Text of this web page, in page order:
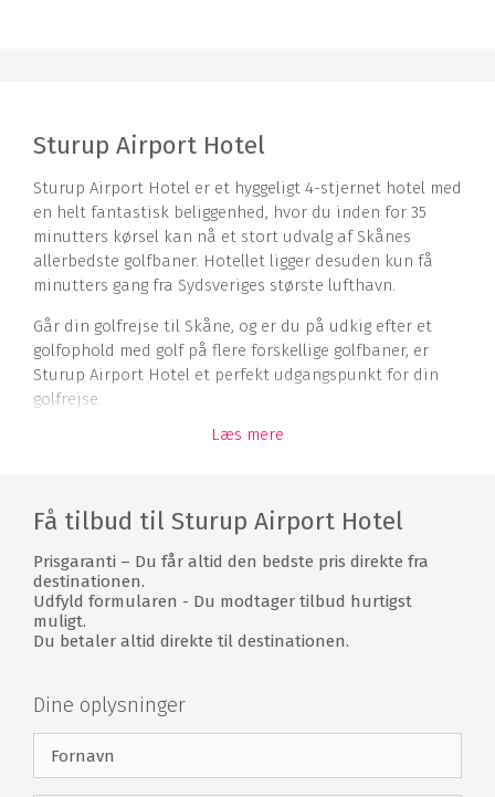
Sturup Airport Hotel
Sturup Airport Hotel er et hyggeligt 4-stjernet hotel med
en helt fantastisk beliggenhed, hvor du inden for 35
minutters kørsel kan nå et stort udvalg af Skånes
allerbedste golfbaner. Hotellet ligger desuden kun få
minutters gang fra Sydsveriges største lufthavn.
Går din golfrejse til Skåne, og er du på udkig efter et
golfophold med golf på flere forskellige golfbaner, er
Sturup Airport Hotel et perfekt udgangspunkt for din
golfrejse.
moderne møbler og smukke farver. Her finder du
komfortable senge, eget badeværelse, opholdsplads,
fladskærms-tv med kabel-tv samt gratis WiFi. De
lydisolerede vinduer sørger for, at du får en uforstyrret
nattesøvn, så du er udhvilet og klar til at spille en god
runde golf.
Start din morgen med en lækker morgenbuffet i
hotellets restaurant, hvor du kan vælge mellem et stort
udvalg af lækre retter, så du er fuld af energi til din
golfrunde. Restauranten på Sturup Airport Hotel har et
Læs mere
Få tilbud til Sturup Airport Hotel
Prisgaranti – Du får altid den bedste pris direkte fra
destinationen.
Udfyld formularen - Du modtager tilbud hurtigst
muligt.
Du betaler altid direkte til destinationen.
Dine oplysninger